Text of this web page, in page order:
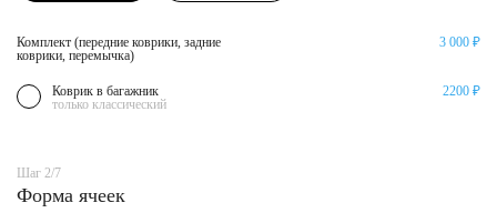
Комплект (передние коврики, задние
коврики, перемычка)
3 000 ₽
Коврик в багажник
только классический
2200 ₽
Шаг 2/7
Форма ячеек